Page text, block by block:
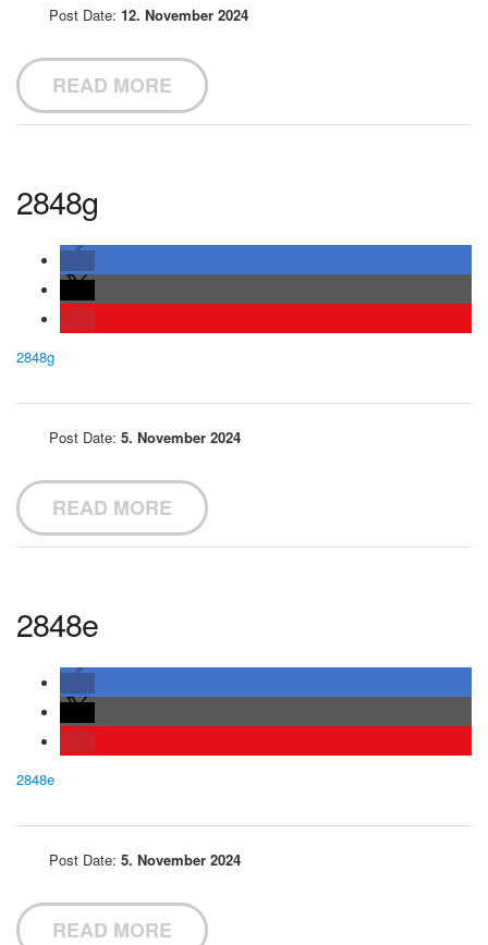
Post Date: 12. November 2024
READ MORE
2848g
2848g
Post Date: 5. November 2024
READ MORE
2848e
2848e
Post Date: 5. November 2024
READ MORE